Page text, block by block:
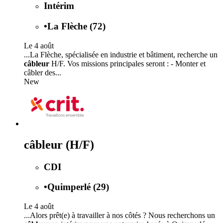
Intérim
•La Flèche (72)
Le 4 août
...La Flèche, spécialisée en industrie et bâtiment, recherche un
câbleur H/F. Vos missions principales seront : - Monter et
câbler des...
New
câbleur (H/F)
CDI
•Quimperlé (29)
Le 4 août
...Alors prêt(e) à travailler à nos côtés ? Nous recherchons un